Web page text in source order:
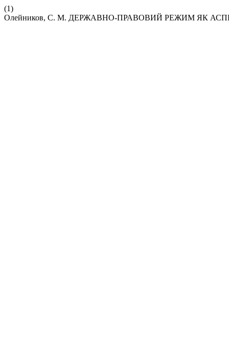
(1)
Олейников, С. М. ДЕРЖАВНО-ПРАВОВИЙ РЕЖИМ ЯК